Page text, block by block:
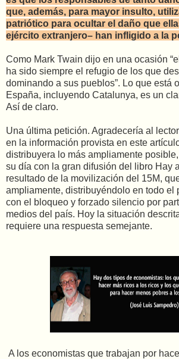
que, además, para mayor insulto,
patriótico para ocultar el daño que
ejército extranjero– han infligido a la
Como Mark Twain dijo en una ocasión
ha sido siempre el refugio de los que
dominando a sus pueblos”. Lo que está
España, incluyendo Catalunya, es un
Así de claro.
Una última petición. Agradecería al
en la información provista en este
distribuyera lo más ampliamente
su día con la gran difusión del libro Hay
resultado de la movilización del 15M,
ampliamente, distribuyéndolo en todo el
con el bloqueo y forzado silencio por
medios del país. Hoy la situación
requiere una respuesta semejante.
A los economistas que trabajan por